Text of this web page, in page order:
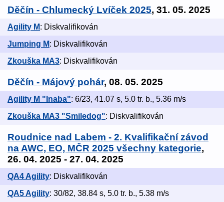
Děčín - Chlumecký Lvíček 2025, 31. 05. 2025
Agility M: Diskvalifikován
Jumping M: Diskvalifikován
Zkouška MA3: Diskvalifikován
Děčín - Májový pohár, 08. 05. 2025
Agility M "Inaba": 6/23, 41.07 s, 5.0 tr. b., 5.36 m/s
Zkouška MA3 "Smiledog": Diskvalifikován
Roudnice nad Labem - 2. Kvalifikační závod
na AWC, EO, MČR 2025 všechny kategorie,
26. 04. 2025 - 27. 04. 2025
QA4 Agility: Diskvalifikován
QA5 Agility: 30/82, 38.84 s, 5.0 tr. b., 5.38 m/s